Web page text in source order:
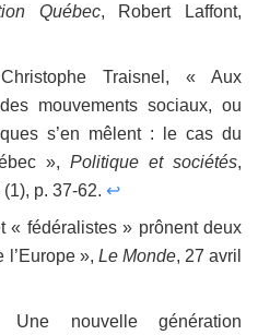
Québec, Robert Laffont,
Traisnel, « Aux
mouvements sociaux, ou
s’en mêlent : le cas du
»,Politique et sociétés,
p. 37-62. ↩
« fédéralistes » prônent deux
l’Europe », Le Monde, 27 avril
nouvelle génération